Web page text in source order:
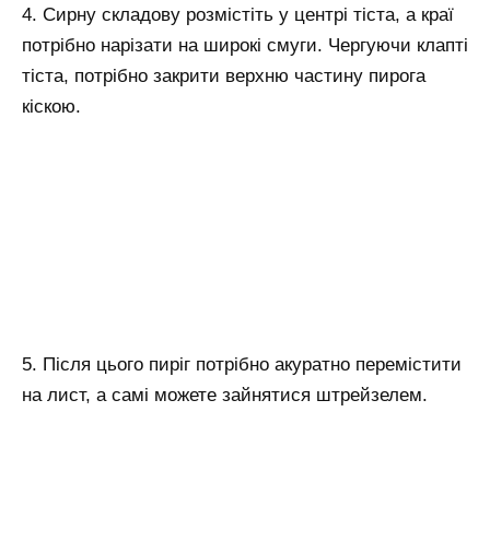
4. Сирну складову розмістіть у центрі тіста, а краї
потрібно нарізати на широкі смуги. Чергуючи клапті
тіста, потрібно закрити верхню частину пирога
кіскою.
5. Після цього пиріг потрібно акуратно перемістити
на лист, а самі можете зайнятися штрейзелем.